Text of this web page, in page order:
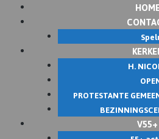
H.
PROTESTANTE
V55+